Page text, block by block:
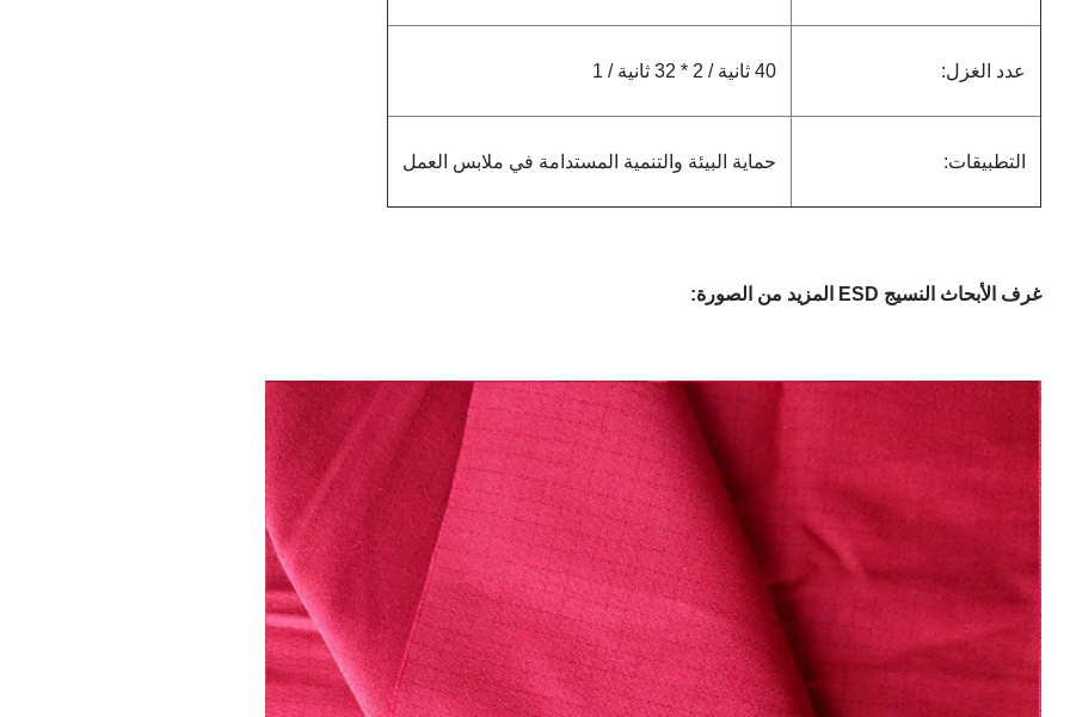
عدد الغزل: 40 ثانية / 2 * 32 ثانية / 1
التطبيقات: حماية البيئة والتنمية المستدامة في ملابس العمل
غرف الأبحاث النسيج ESD المزيد من الصورة: